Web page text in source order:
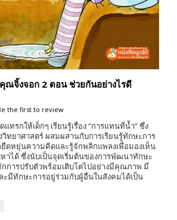
จิ้งจอก 2 ตอน ช่วยกันอย่างไรดี
the first to review
แทรกให้เด็กๆ เรียนรู้เรื่อง “การแทนที่น้ำ” ซึ่ง
วิทยาศาสตร์ ผสมผสานกับการเรียนรู้ทักษะการ
ดหยุ่นความคิดและรู้จักพลิกแพลงเพื่อมองเห็น
าได้ ซึ่งนับเป็นจุดเริ่มต้นของการพัฒนาทักษะ
กการปรับตัวพร้อมเติบโตไปอย่างมีคุณภาพ มี
ะมีทักษะการอยู่ร่วมกับผู้อื่นในสังคมได้เป็น